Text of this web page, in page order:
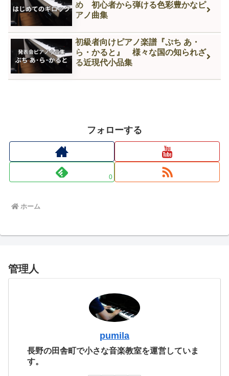
め 初心者から弾ける色彩豊かなピ
アノ曲集
初級者向けピアノ楽譜『ぷち あ・
ら・かると』 様々な国の知られざ
る近現代小品集
フォローする
0
ホーム
管理人
pumila
長野の田舎町で小さな音楽教室を運営していま
す。